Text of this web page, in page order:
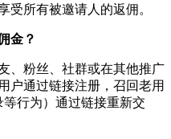
受所有被邀请人的返佣。
金？
、粉丝、社群或在其他推广
户通过链接注册，召回老用
等行为）通过链接重新交